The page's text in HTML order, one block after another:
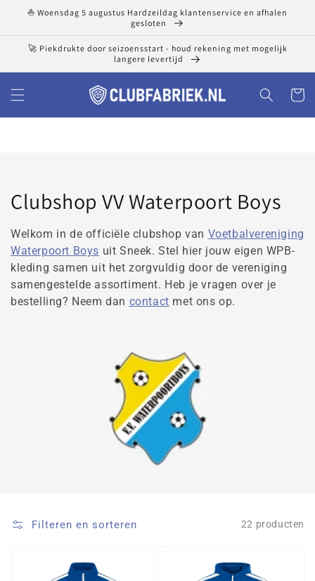
naar de
⛵ Woensdag 5 augustus Hardzeildag klantenservice en afhalen
gesloten
🚀 Piekdrukte door seizoensstart - houd rekening met mogelijk
langere levertijd
Collectie:
Clubshop VV Waterpoort Boys
Welkom in de officiële clubshop van Voetbalvereniging
Waterpoort Boys uit Sneek. Stel hier jouw eigen WPB-
kleding samen uit het zorgvuldig door de vereniging
samengestelde assortiment. Heb je vragen over je
bestelling? Neem dan contact met ons op.
Filteren en sorteren 22 producten